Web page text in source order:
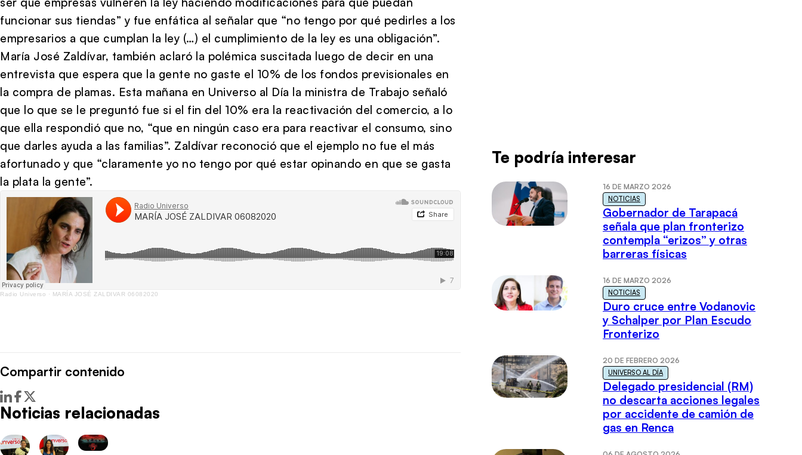
funcionar sus tiendas” y fue enfática al señalar que “no tengo por qué pedirles a los
empresarios a que cumplan la ley (…) el cumplimiento de la ley es una obligación”.
María José Zaldívar, también aclaró la polémica suscitada luego de decir en una
entrevista que espera que la gente no gaste el 10% de los fondos previsionales en
la compra de plamas. Esta mañana en Universo al Día la ministra de Trabajo señaló
que lo que se le preguntó fue si el fin del 10% era la reactivación del comercio, a lo
que ella respondió que no, “que en ningún caso era para reactivar el consumo, sino
que darles ayuda a las familias”. Zaldívar reconoció que el ejemplo no fue el más
afortunado y que “claramente yo no tengo por qué estar opinando en que se gasta
la plata la gente”.
Radio Universo · MARÍA JOSÉ ZALDIVAR 06082020
Compartir contenido
Noticias relacionadas
Te podría interesar
16 DE MARZO 2026
NOTICIAS
Gobernador de Tarapacá
señala que plan fronterizo
contempla “erizos” y otras
barreras físicas
16 DE MARZO 2026
NOTICIAS
Duro cruce entre Vodanovic
y Schalper por Plan Escudo
Fronterizo
20 DE FEBRERO 2026
UNIVERSO AL DÍA
Delegado presidencial (RM)
no descarta acciones legales
por accidente de camión de
gas en Renca